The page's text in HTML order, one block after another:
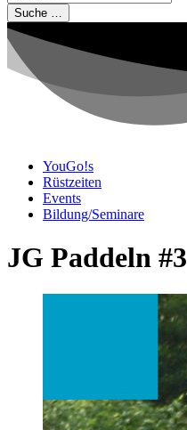
Suche …
YouGo!s
Rüstzeiten
Events
Bildung/Seminare
JG Paddeln #3